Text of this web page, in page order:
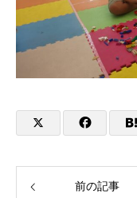
前の記事